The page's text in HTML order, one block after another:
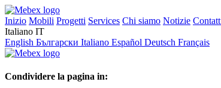
Inizio Mobili Progetti Services Chi siamo Notizie
Italiano IT
English Български Italiano Español Deutsch Français
Condividere la pagina in: